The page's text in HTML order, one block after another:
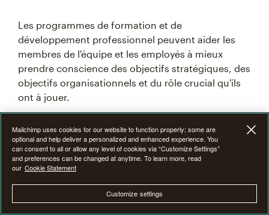
Les programmes de formation et de
développement professionnel peuvent aider les
membres de l'équipe et les employés à mieux
prendre conscience des objectifs stratégiques, des
objectifs organisationnels et du rôle crucial qu'ils
ont à jouer.
Vous pouvez également utiliser la formation et le
développement pour que les équipes, les
gestionnaires intermédiaires et les employés
réfléchissent de manière plus critique et assument
davantage de responsabilités personnelles en ce
qui concerne les objectifs et les résultats de
Mailchimp uses cookies for our website to function properly; some are
optional and help deliver a personalized and enhanced experience. You
can consent to all or allow any level of cookies via “Customize Settings”
and preferences can be changed at anytime. To learn more, read
our Cookie Statement
Customize settings